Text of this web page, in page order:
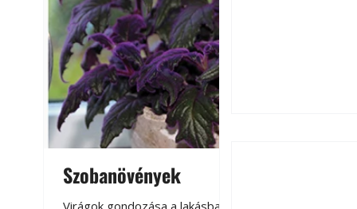
Szobanövények